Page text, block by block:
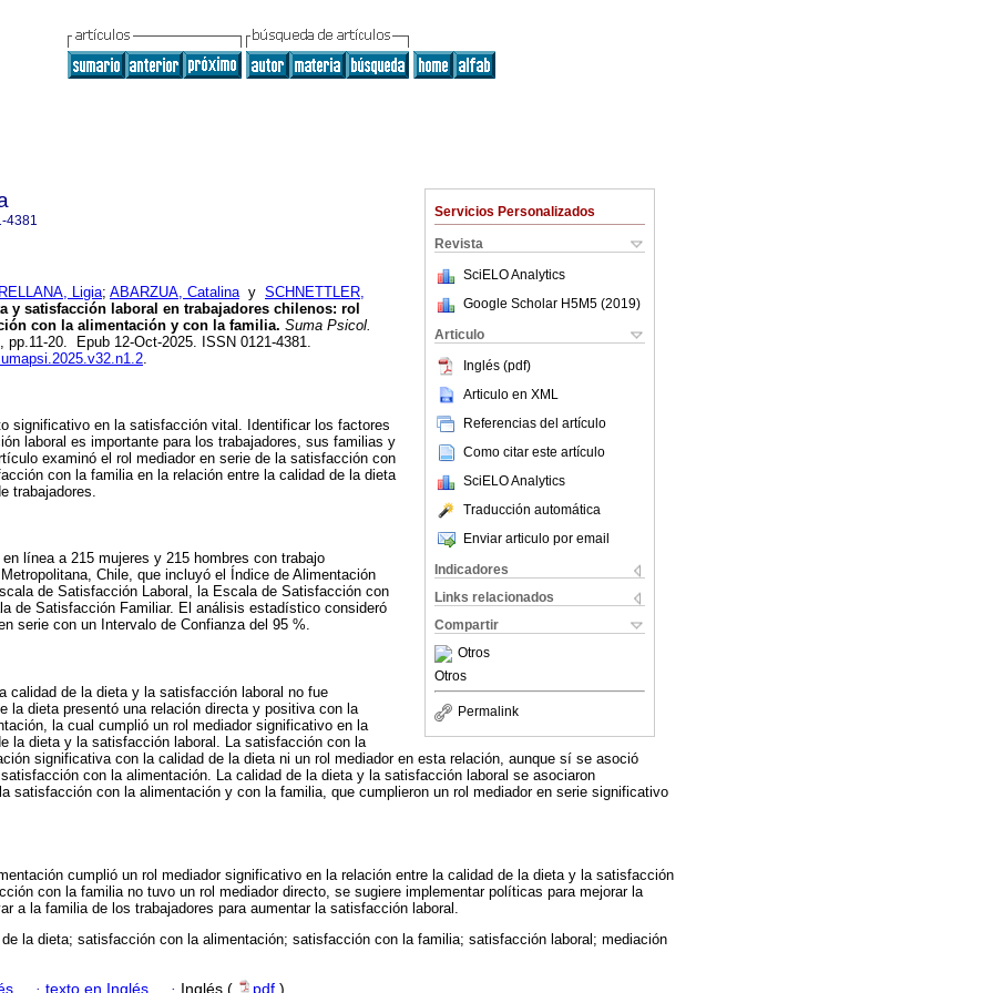
Servicios Personalizados
Revista
SciELO Analytics
Google Scholar H5M5 (2019)
Articulo
Inglés (pdf)
Articulo en XML
Referencias del artículo
Como citar este artículo
SciELO Analytics
Traducción automática
Enviar articulo por email
Indicadores
Links relacionados
Compartir
Otros
Otros
Permalink
4381
Ligia; ABARZUA, Catalinay SCHNETTLER,
y satisfacción laboral en trabajadores chilenos: rol
con la alimentación y con la familia. Suma Psicol.
pp.11-20. Epub 12-Oct-2025. ISSN 0121-4381.
.
significativo en la satisfacción vital. Identificar los factores
laboral es importante para los trabajadores, sus familias y
examinó el rol mediador en serie de la satisfacción con
con la familia en la relación entre la calidad de la dieta
trabajadores.
línea a 215 mujeres y 215 hombres con trabajo
Chile, que incluyó el Índice de Alimentación
de Satisfacción Laboral, la Escala de Satisfacción con
de Satisfacción Familiar. El análisis estadístico consideró
serie con un Intervalo de Confianza del 95 %.
calidad de la dieta y la satisfacción laboral no fue
la dieta presentó una relación directa y positiva con la
la cual cumplió un rol mediador significativo en la
la dieta y la satisfacción laboral. La satisfacción con la
significativa con la calidad de la dieta ni un rol mediador en esta relación, aunque sí se asoció
con la alimentación. La calidad de la dieta y la satisfacción laboral se asociaron
satisfacción con la alimentación y con la familia, que cumplieron un rol mediador en serie significativo
cumplió un rol mediador significativo en la relación entre la calidad de la dieta y la satisfacción
con la familia no tuvo un rol mediador directo, se sugiere implementar políticas para mejorar la
a la familia de los trabajadores para aumentar la satisfacción laboral.
de la dieta; satisfacción con la alimentación; satisfacción con la familia; satisfacción laboral; mediación
· texto en Inglés · Inglés ( pdf )